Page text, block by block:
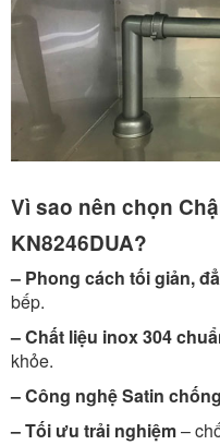
Vì sao nên chọn
KN8246DUA?
– Phong cách tối giản,
bếp.
– Chất liệu inox 304
khỏe.
– Công nghệ Satin
– Tối ưu trải nghiệm–